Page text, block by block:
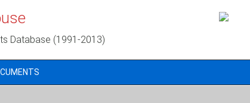
Database (1991-2013)